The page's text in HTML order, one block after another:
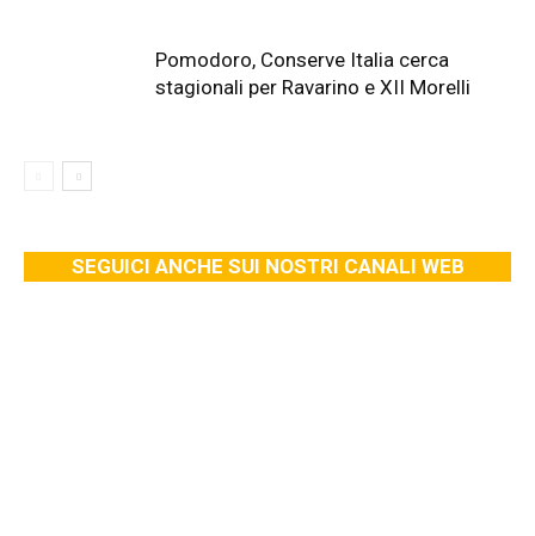
Pomodoro, Conserve Italia cerca
stagionali per Ravarino e XII Morelli
SEGUICI ANCHE SUI NOSTRI CANALI WEB